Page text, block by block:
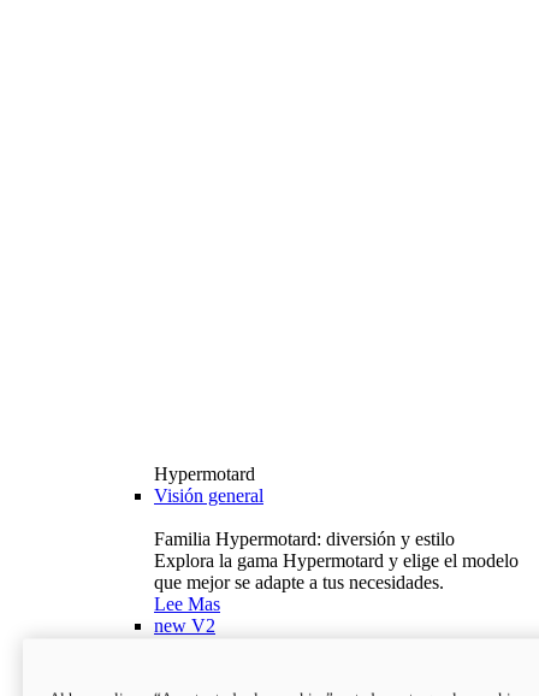
Hypermotard
Visión general
Familia Hypermotard: diversión y estilo
Explora la gama Hypermotard y elige el modelo
que mejor se adapte a tus necesidades.
Lee Mas
new V2
120,4 hp
Potencia